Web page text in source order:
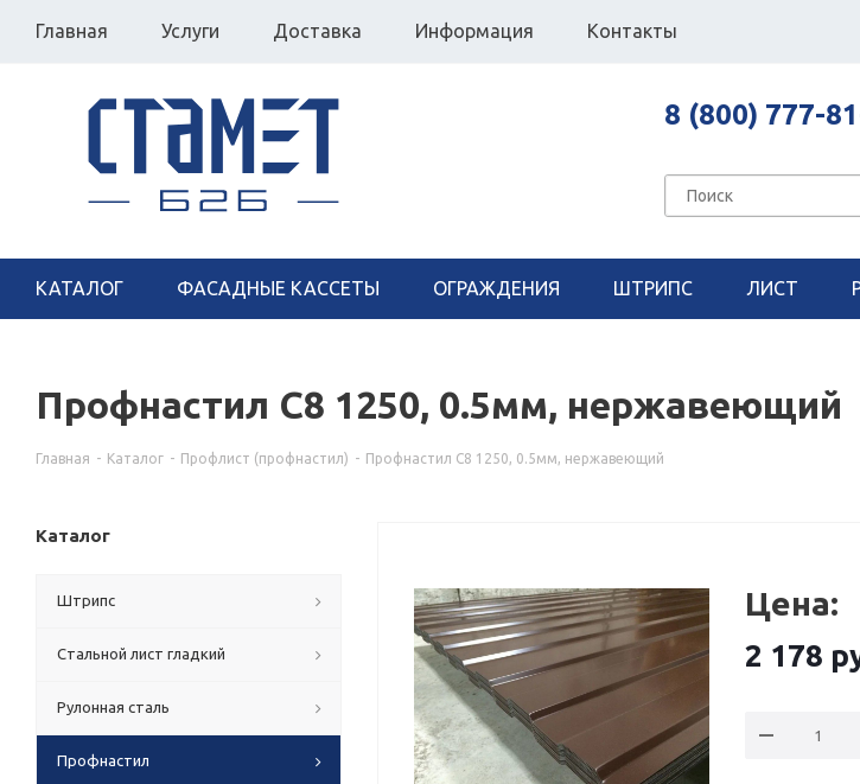
Главная Услуги Доставка Информация Контакты
8 (800) 777-
КАТАЛОГ ФАСАДНЫЕ КАССЕТЫ ОГРАЖДЕНИЯ ШТРИПС ЛИСТ
Профнастил С8 1250, 0.5мм, нержавеющий
Главная - Каталог - Профлист (профнастил) - Профнастил С8 1250, 0.5мм, нержавеющий
Цена:
2 178
Каталог
Штрипс
Стальной лист гладкий
Рулонная сталь
Профнастил